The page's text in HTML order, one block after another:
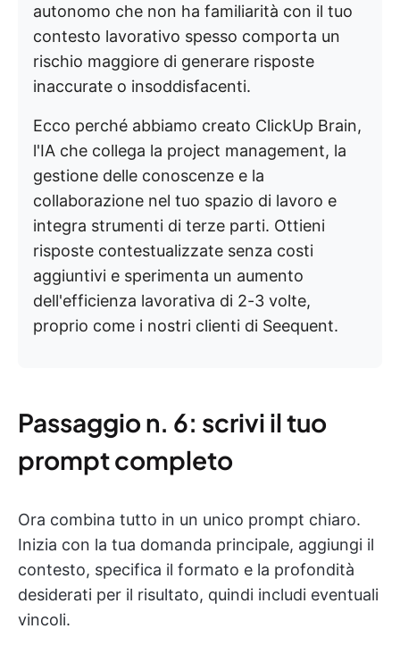
autonomo che non ha familiarità con il tuo
contesto lavorativo spesso comporta un
rischio maggiore di generare risposte
inaccurate o insoddisfacenti.
Ecco perché abbiamo creato ClickUp Brain,
l'IA che collega la project management, la
gestione delle conoscenze e la
collaborazione nel tuo spazio di lavoro e
integra strumenti di terze parti. Ottieni
risposte contestualizzate senza costi
aggiuntivi e sperimenta un aumento
dell'efficienza lavorativa di 2-3 volte,
proprio come i nostri clienti di Seequent.
Passaggio n. 6: scrivi il tuo
prompt completo
Ora combina tutto in un unico prompt chiaro.
Inizia con la tua domanda principale, aggiungi il
contesto, specifica il formato e la profondità
desiderati per il risultato, quindi includi eventuali
vincoli.